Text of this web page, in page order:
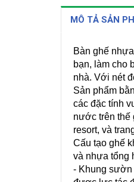
MÔ TẢ SẢN
Bàn ghế
bạn, làm cho
nhà. Với nét
Sản phẩm
các đặc tính
nước trên thế
resort, và
Cấu tạo ghế
và nhựa tổng
- Khung sườn